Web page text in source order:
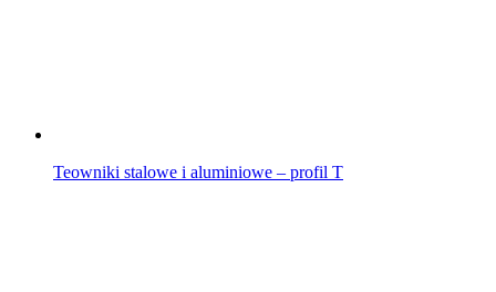
Teowniki stalowe i aluminiowe – profil T